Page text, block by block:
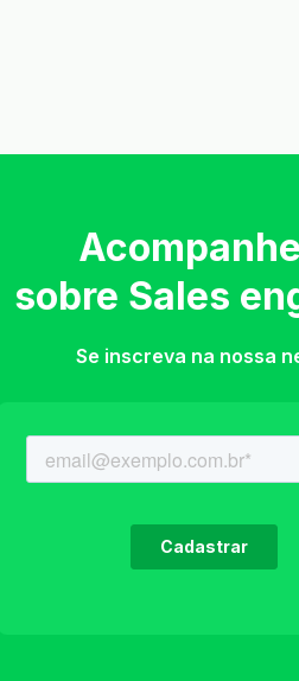
sobre Sales
Se inscreva na nossa